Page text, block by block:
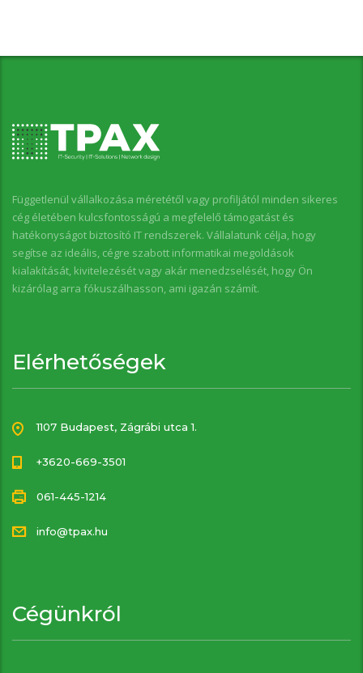
Függetlenül vállalkozása méretétől vagy profiljától minden sikeres
cég életében kulcsfontosságú a megfelelő támogatást és
hatékonyságot biztosító IT rendszerek. Vállalatunk célja, hogy
segítse az ideális, cégre szabott informatikai megoldások
kialakítását, kivitelezését vagy akár menedzselését, hogy Ön
kizárólag arra fókuszálhasson, ami igazán számít.
Elérhetőségek
1107 Budapest, Zágrábi utca 1.
+3620-669-3501
061-445-1214
info@tpax.hu
Cégünkról